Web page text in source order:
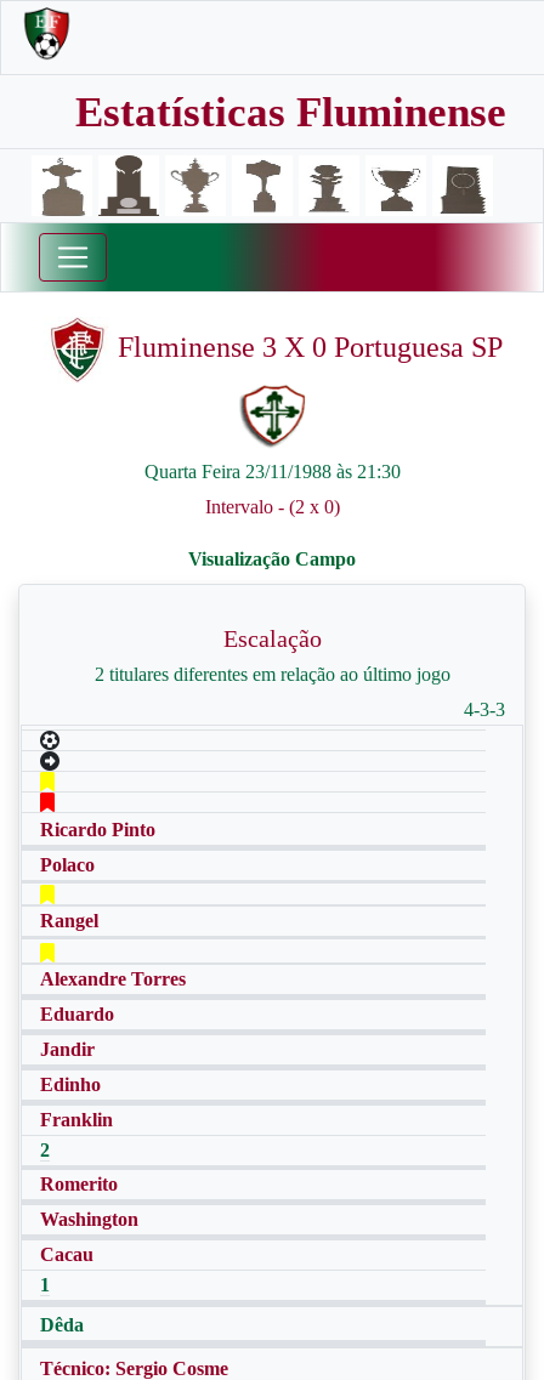
Estatísticas Fluminense
Fluminense 3 X 0 Portuguesa SP
Quarta Feira 23/11/1988 às 21:30
Intervalo - (2 x 0)
Escalação
2 titulares diferentes em relação ao último jogo
4-3-3
Ricardo Pinto
Polaco
Rangel
Alexandre Torres
Eduardo
Jandir
Edinho
Franklin
2
Romerito
Washington
Cacau
1
Dêda
Técnico: Sergio Cosme